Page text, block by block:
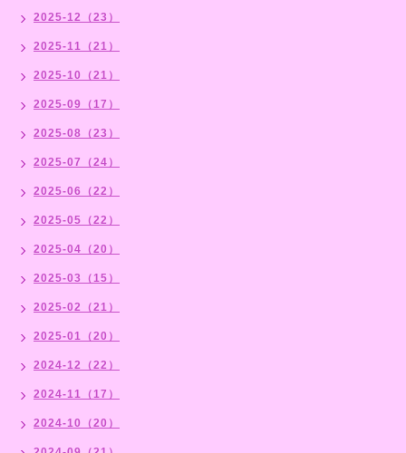
2025-12（23）
2025-11（21）
2025-10（21）
2025-09（17）
2025-08（23）
2025-07（24）
2025-06（22）
2025-05（22）
2025-04（20）
2025-03（15）
2025-02（21）
2025-01（20）
2024-12（22）
2024-11（17）
2024-10（20）